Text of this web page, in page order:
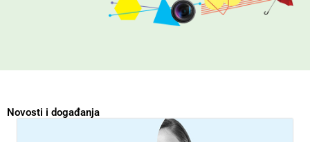
Novosti i događanja